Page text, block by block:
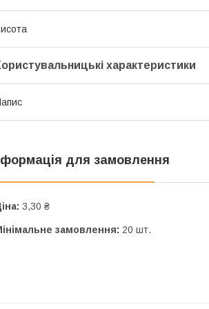
характеристики
для замовлення
3,30 ₴
замовлення: 20 шт.